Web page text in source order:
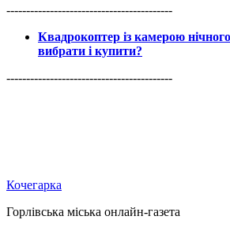
------------------------------------------
Квадрокоптер із камерою
вибрати і купити?
------------------------------------------
Кочегарка
Горлівська міська онлайн-газета